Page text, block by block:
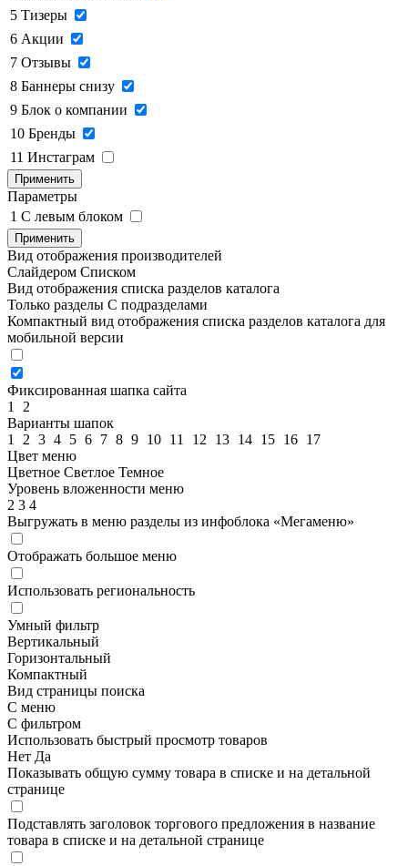
5 Тизеры
6 Акции
7 Отзывы
8 Баннеры снизу
9 Блок о компании
10 Бренды
11 Инстаграм
Применить
Параметры
1 C левым блоком
Применить
Вид отображения производителей
Слайдером Списком
Вид отображения списка разделов каталога
Только разделы С подразделами
Компактный вид отображения списка разделов каталога для
мобильной версии
Фиксированная шапка сайта
1
2
Варианты шапок
1
2 3 4 5 6 7 8 9 10 11 12 13 14 15 16 17
Цвет меню
Цветное Светлое Темное
Уровень вложенности меню
2 3 4
Выгружать в меню разделы из инфоблока «Мегаменю»
Отображать большое меню
Использовать региональность
Умный фильтр
Вертикальный
Горизонтальный
Компактный
Вид страницы поиска
С меню
С фильтром
Использовать быстрый просмотр товаров
Нет Да
Показывать общую сумму товара в списке и на детальной
странице
Подставлять заголовок торгового предложения в название
товара в списке и на детальной странице